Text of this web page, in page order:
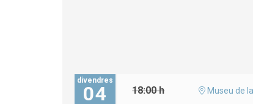
divendres
04 18:00 h Museu de